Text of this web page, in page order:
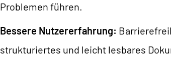
Problemen führen.
Bessere Nutzererfahrung:
strukturiertes und leicht lesbares